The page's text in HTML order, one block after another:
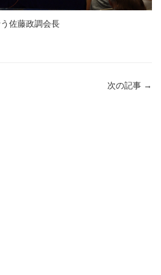
佐藤政調会長
次の記事 →